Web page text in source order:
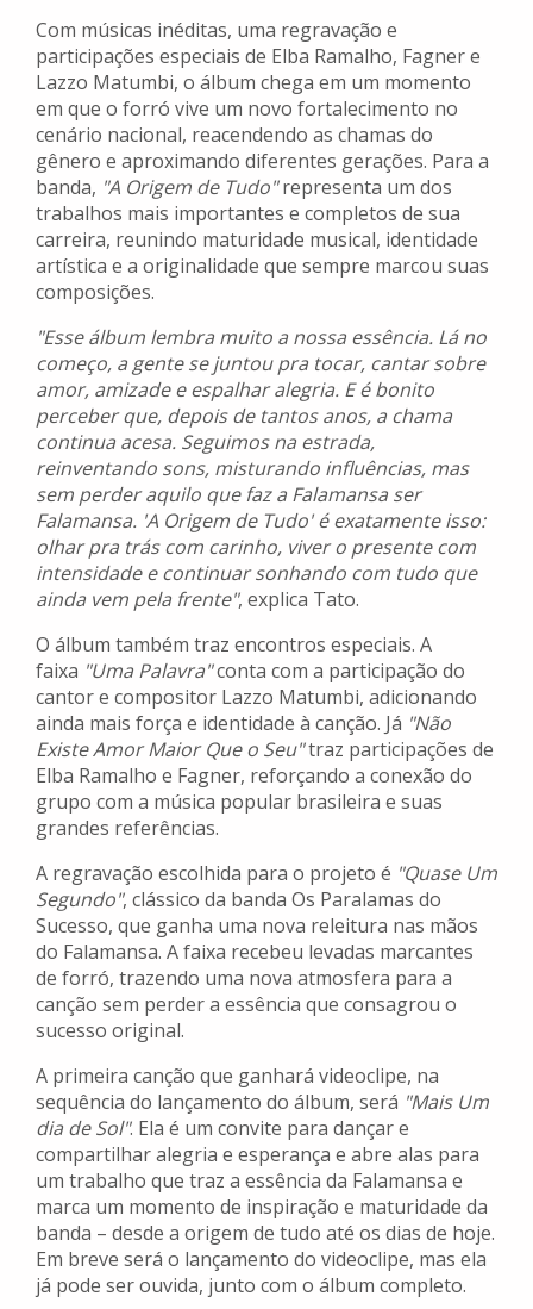
Com músicas inéditas, uma regravação e
participações especiais de Elba Ramalho, Fagner e
Lazzo Matumbi, o álbum chega em um momento
em que o forró vive um novo fortalecimento no
cenário nacional, reacendendo as chamas do
gênero e aproximando diferentes gerações. Para a
banda, "A Origem de Tudo"representa um dos
trabalhos mais importantes e completos de sua
carreira, reunindo maturidade musical, identidade
artística e a originalidade que sempre marcou suas
composições.
"Esse álbum lembra muito a nossa essência. Lá no
começo, a gente se juntou pra tocar, cantar sobre
amor, amizade e espalhar alegria. E é bonito
perceber que, depois de tantos anos, a chama
continua acesa. Seguimos na estrada,
reinventando sons, misturando influências, mas
sem perder aquilo que faz a Falamansa ser
Falamansa. 'A Origem de Tudo' é exatamente isso:
olhar pra trás com carinho, viver o presente com
intensidade e continuar sonhando com tudo que
ainda vem pela frente", explica Tato.
O álbum também traz encontros especiais. A
faixa "Uma Palavra"conta com a participação do
cantor e compositor Lazzo Matumbi, adicionando
ainda mais força e identidade à canção. Já "Não
Existe Amor Maior Que o Seu"traz participações de
Elba Ramalho e Fagner, reforçando a conexão do
grupo com a música popular brasileira e suas
grandes referências.
A regravação escolhida para o projeto é "Quase Um
Segundo", clássico da banda Os Paralamas do
Sucesso, que ganha uma nova releitura nas mãos
do Falamansa. A faixa recebeu levadas marcantes
de forró, trazendo uma nova atmosfera para a
canção sem perder a essência que consagrou o
sucesso original.
A primeira canção que ganhará videoclipe, na
sequência do lançamento do álbum, será "Mais Um
dia de Sol". Ela é um convite para dançar e
compartilhar alegria e esperança e abre alas para
um trabalho que traz a essência da Falamansa e
marca um momento de inspiração e maturidade da
banda – desde a origem de tudo até os dias de hoje.
Em breve será o lançamento do videoclipe, mas ela
já pode ser ouvida, junto com o álbum completo.